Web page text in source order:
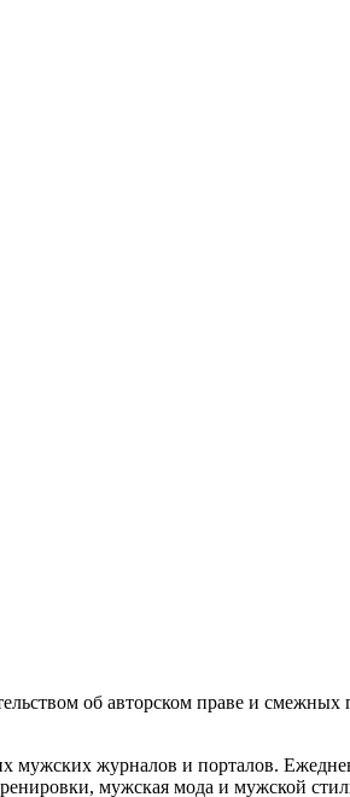
об авторском праве и
журналов и порталов.
мужская мода и мужской